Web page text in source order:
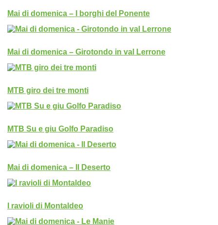
Mai di domenica – I borghi del Ponente
Mai di domenica – Girotondo in val Lerrone
MTB giro dei tre monti
MTB Su e giu Golfo Paradiso
Mai di domenica – Il Deserto
I ravioli di Montaldeo